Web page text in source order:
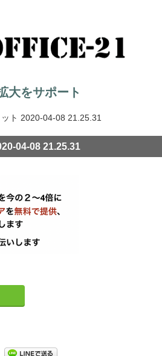
大をサポート
ト 2020-04-08 21.25.31
04-08 21.25.31